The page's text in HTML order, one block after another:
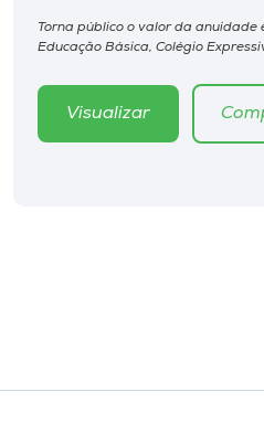
Editora
Rádio
o idioma
Torna público o valor da anuidade
Educação Básica, Colégio
Visualizar